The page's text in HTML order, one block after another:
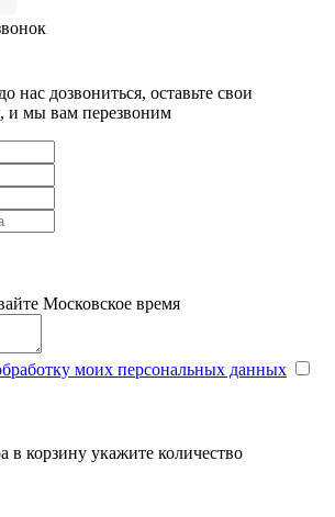
нас дозвониться, оставьте свои
и мы вам перезвоним
Московское время
моих персональных данных
в корзину укажите количество